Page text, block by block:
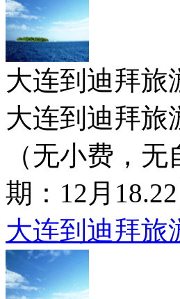
大连到迪拜旅
大连到迪拜旅
（无小费，
期：12月
大连到迪拜旅